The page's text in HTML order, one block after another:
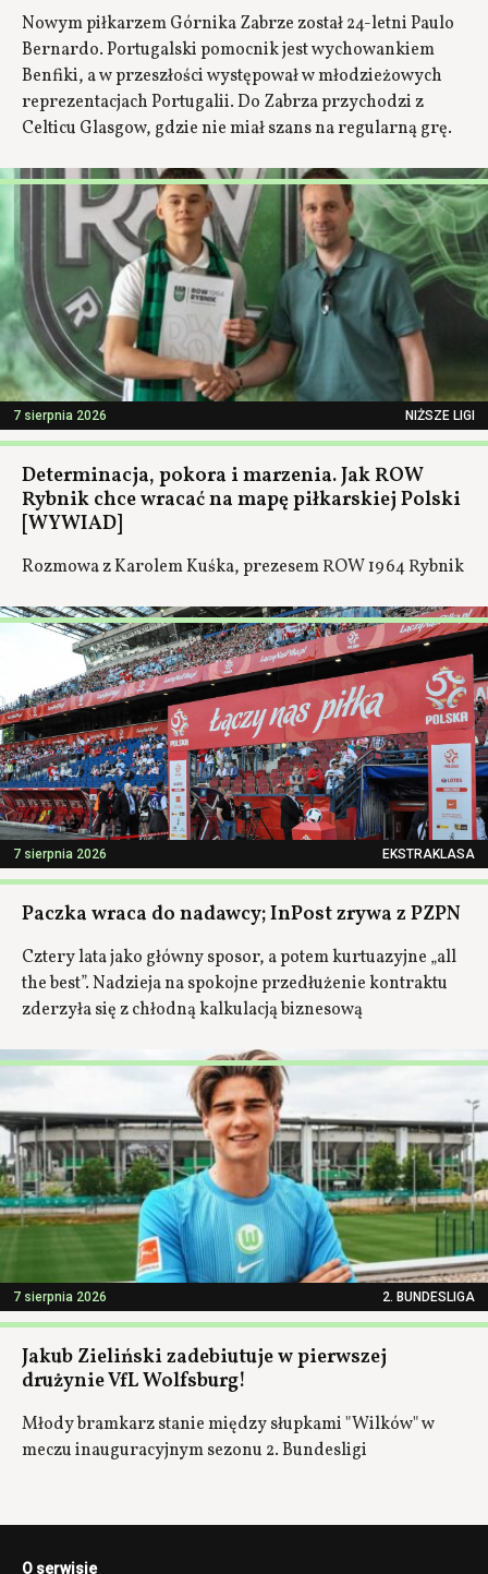
Nowym piłkarzem Górnika Zabrze został 24-letni Paulo
Bernardo. Portugalski pomocnik jest wychowankiem
Benfiki, a w przeszłości występował w młodzieżowych
reprezentacjach Portugalii. Do Zabrza przychodzi z
Celticu Glasgow, gdzie nie miał szans na regularną grę.
7 sierpnia 2026 NIŻSZE LIGI
Determinacja, pokora i marzenia. Jak ROW
Rybnik chce wracać na mapę piłkarskiej Polski
[WYWIAD]
Rozmowa z Karolem Kuśka, prezesem ROW 1964 Rybnik
7 sierpnia 2026 EKSTRAKLASA
Paczka wraca do nadawcy; InPost zrywa z PZPN
Cztery lata jako główny sposor, a potem kurtuazyjne „all
the best”. Nadzieja na spokojne przedłużenie kontraktu
zderzyła się z chłodną kalkulacją biznesową
7 sierpnia 2026 2. BUNDESLIGA
Jakub Zieliński zadebiutuje w pierwszej
drużynie VfL Wolfsburg!
Młody bramkarz stanie między słupkami "Wilków" w
meczu inauguracyjnym sezonu 2. Bundesligi
O serwisie